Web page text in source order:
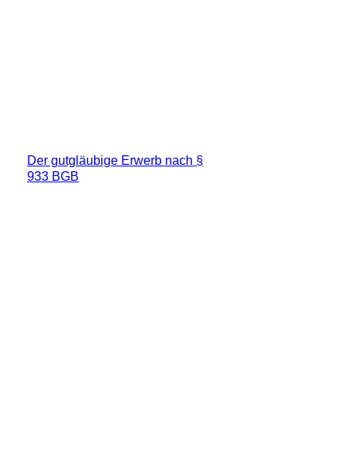
Der gutgläubige Erwerb nach §
933 BGB